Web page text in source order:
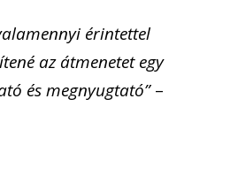
érintettel
az átmenetet egy
és megnyugtató”–